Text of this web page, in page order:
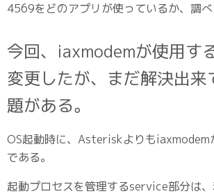
4569をどのアプリが使っているか、調べ
今回、iaxmodemが使用す
変更したが、まだ解決出来
題がある。
OS起動時に、Asteriskよりもiaxmodem
である。
起動プロセスを管理するservice部分は